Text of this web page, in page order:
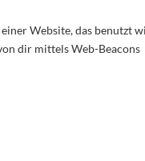
Website, das benutzt
dir mittels Web-Beacons